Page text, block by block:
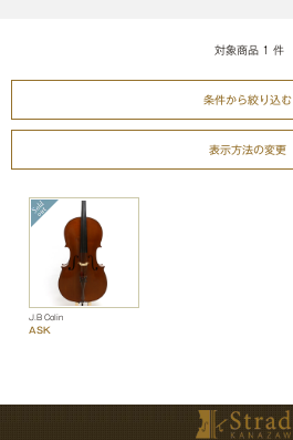
対象商品 1 件
条件から絞り込む
表示方法の変更
J.B Colin
ASK